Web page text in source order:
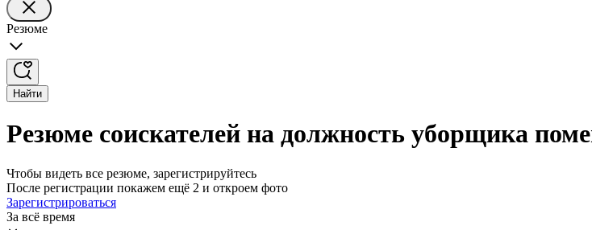
Резюме
Найти
Резюме соискателей на должность уборщика
Чтобы видеть все резюме, зарегистрируйтесь
После регистрации покажем ещё 2 и откроем фото
Зарегистрироваться
За всё время